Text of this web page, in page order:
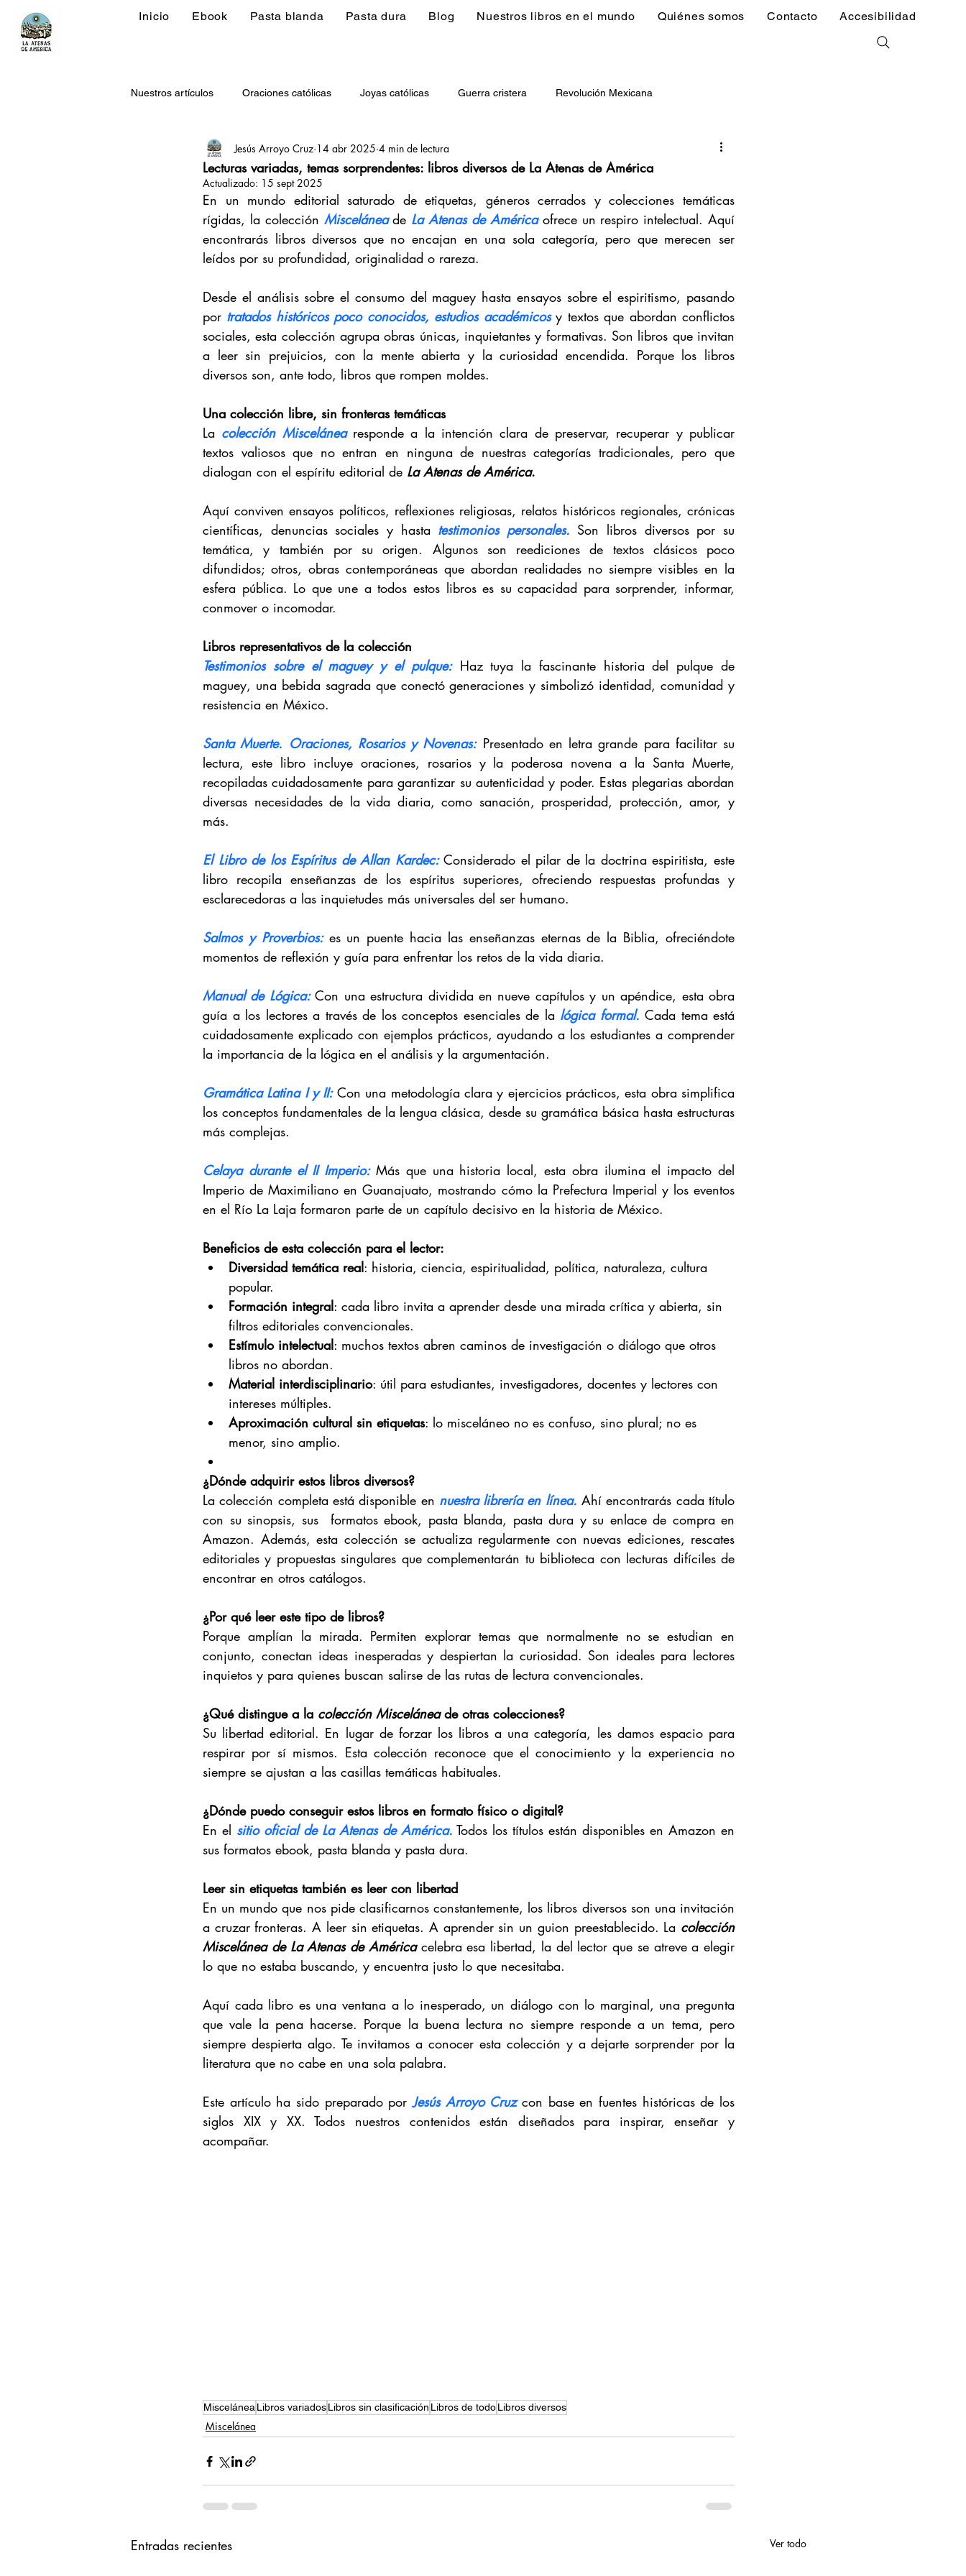
Inicio Ebook Pasta blanda Pasta dura Blog Nuestros libros en el mundo Quiénes somos Contacto Accesibilidad
Nuestros artículos Oraciones católicas Joyas católicas Guerra cristera Revolución Mexicana
Independencia de México Michoacán en libros Ciencia Política Literatura
Lecturas variadas, temas sorprendentes: libros diversos de La Atenas de América
Jesús Arroyo Cruz 14 abr 2025 4 min de lectura
Actualizado: 15 sept 2025
En un mundo editorial saturado de etiquetas, géneros cerrados y colecciones temáticas
rígidas, la colección Miscelánea de La Atenas de América ofrece un respiro intelectual. Aquí
encontrarás libros diversos que no encajan en una sola categoría, pero que merecen ser
leídos por su profundidad, originalidad o rareza.
Desde el análisis sobre el consumo del maguey hasta ensayos sobre el espiritismo, pasando
por tratados históricos poco conocidos, estudios académicos y textos que abordan conflictos
sociales, esta colección agrupa obras únicas, inquietantes y formativas. Son libros que invitan
a leer sin prejuicios, con la mente abierta y la curiosidad encendida. Porque los libros
diversos son, ante todo, libros que rompen moldes.
Una colección libre, sin fronteras temáticas
La colección Miscelánea responde a la intención clara de preservar, recuperar y publicar
textos valiosos que no entran en ninguna de nuestras categorías tradicionales, pero que
dialogan con el espíritu editorial de La Atenas de América.
Aquí conviven ensayos políticos, reflexiones religiosas, relatos históricos regionales, crónicas
científicas, denuncias sociales y hasta testimonios personales. Son libros diversos por su
temática, y también por su origen. Algunos son reediciones de textos clásicos poco
difundidos; otros, obras contemporáneas que abordan realidades no siempre visibles en la
esfera pública. Lo que une a todos estos libros es su capacidad para sorprender, informar,
conmover o incomodar.
Libros representativos de la colección
Testimonios sobre el maguey y el pulque: Haz tuya la fascinante historia del pulque de
maguey, una bebida sagrada que conectó generaciones y simbolizó identidad, comunidad y
resistencia en México.
Santa Muerte. Oraciones, Rosarios y Novenas: Presentado en letra grande para facilitar su
lectura, este libro incluye oraciones, rosarios y la poderosa novena a la Santa Muerte,
recopiladas cuidadosamente para garantizar su autenticidad y poder. Estas plegarias abordan
diversas necesidades de la vida diaria, como sanación, prosperidad, protección, amor, y
más.
El Libro de los Espíritus de Allan Kardec: Considerado el pilar de la doctrina espiritista, este
libro recopila enseñanzas de los espíritus superiores, ofreciendo respuestas profundas y
esclarecedoras a las inquietudes más universales del ser humano.
Salmos y Proverbios: es un puente hacia las enseñanzas eternas de la Biblia, ofreciéndote
momentos de reflexión y guía para enfrentar los retos de la vida diaria.
Manual de Lógica: Con una estructura dividida en nueve capítulos y un apéndice, esta obra
guía a los lectores a través de los conceptos esenciales de la lógica formal. Cada tema está
cuidadosamente explicado con ejemplos prácticos, ayudando a los estudiantes a comprender
la importancia de la lógica en el análisis y la argumentación.
Gramática Latina I y II: Con una metodología clara y ejercicios prácticos, esta obra simplifica
los conceptos fundamentales de la lengua clásica, desde su gramática básica hasta estructuras
más complejas.
Celaya durante el II Imperio: Más que una historia local, esta obra ilumina el impacto del
Imperio de Maximiliano en Guanajuato, mostrando cómo la Prefectura Imperial y los eventos
en el Río La Laja formaron parte de un capítulo decisivo en la historia de México.
Beneficios de esta colección para el lector:
Diversidad temática real: historia, ciencia, espiritualidad, política, naturaleza, cultura
popular.
Formación integral: cada libro invita a aprender desde una mirada crítica y abierta, sin
filtros editoriales convencionales.
Estímulo intelectual: muchos textos abren caminos de investigación o diálogo que otros
libros no abordan.
Material interdisciplinario: útil para estudiantes, investigadores, docentes y lectores con
intereses múltiples.
Aproximación cultural sin etiquetas: lo misceláneo no es confuso, sino plural; no es
menor, sino amplio.
¿Dónde adquirir estos libros diversos?
La colección completa está disponible en nuestra librería en línea. Ahí encontrarás cada título
con su sinopsis, sus  formatos ebook, pasta blanda, pasta dura y su enlace de compra en
Amazon. Además, esta colección se actualiza regularmente con nuevas ediciones, rescates
editoriales y propuestas singulares que complementarán tu biblioteca con lecturas difíciles de
encontrar en otros catálogos.
¿Por qué leer este tipo de libros?
Porque amplían la mirada. Permiten explorar temas que normalmente no se estudian en
conjunto, conectan ideas inesperadas y despiertan la curiosidad. Son ideales para lectores
inquietos y para quienes buscan salirse de las rutas de lectura convencionales.
¿Qué distingue a la colección Miscelánea de otras colecciones?
Su libertad editorial. En lugar de forzar los libros a una categoría, les damos espacio para
respirar por sí mismos. Esta colección reconoce que el conocimiento y la experiencia no
siempre se ajustan a las casillas temáticas habituales.
¿Dónde puedo conseguir estos libros en formato físico o digital?
En el sitio oficial de La Atenas de América. Todos los títulos están disponibles en Amazon en
sus formatos ebook, pasta blanda y pasta dura.
Leer sin etiquetas también es leer con libertad
En un mundo que nos pide clasificarnos constantemente, los libros diversos son una invitación
a cruzar fronteras. A leer sin etiquetas. A aprender sin un guion preestablecido. La colección
Miscelánea de La Atenas de América celebra esa libertad, la del lector que se atreve a elegir
lo que no estaba buscando, y encuentra justo lo que necesitaba.
Aquí cada libro es una ventana a lo inesperado, un diálogo con lo marginal, una pregunta
que vale la pena hacerse. Porque la buena lectura no siempre responde a un tema, pero
siempre despierta algo. Te invitamos a conocer esta colección y a dejarte sorprender por la
literatura que no cabe en una sola palabra.
Este artículo ha sido preparado por Jesús Arroyo Cruz con base en fuentes históricas de los
siglos XIX y XX. Todos nuestros contenidos están diseñados para inspirar, enseñar y
acompañar.
Miscelánea Libros variadosLibros sin clasificación Libros de todoLibros diversos
Miscelánea
Entradas recientes Ver todo